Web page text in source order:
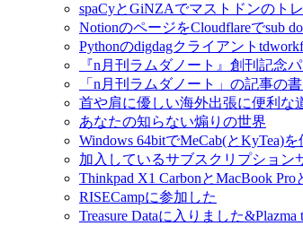
spaCyとGiNZAでマストドンのト
NotionのページをCloudflareでsub
Pythonのdigdagクライアント
『n月刊ラムダノート』創刊記念
「n月刊ラムダノート」の記事の
首や肩に優しい海外出張に便利な
あなたの知らない煽りの世界
Windows 64bitでMeCab(とKyTea)
加入しているサブスクリプション
Thinkpad X1 CarbonとMacBook
RISECampに参加した
Treasure Dataに入りました